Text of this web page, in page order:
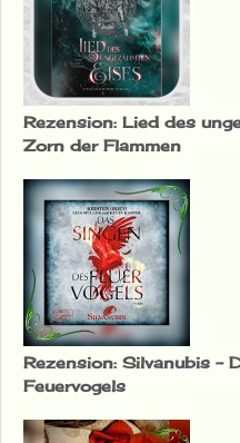
Rezension: Lied des
Zorn der Flammen
Rezension: Silvanubis –
Feuervogels